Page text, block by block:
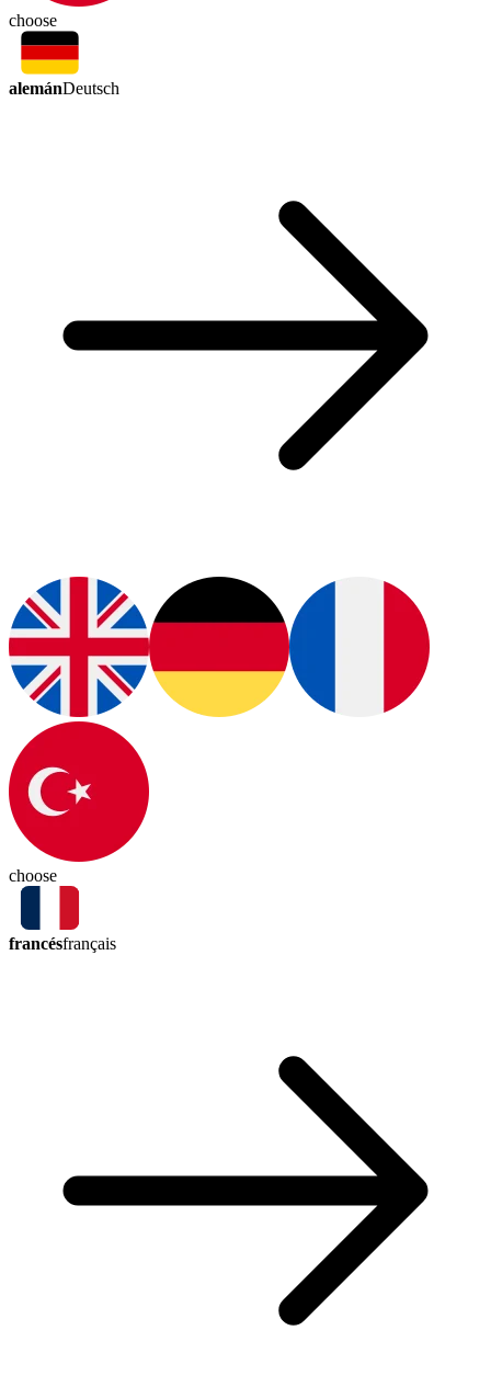
choose
alemánDeutsch
choose
francésfrançais